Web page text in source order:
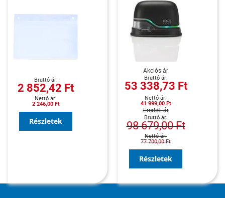
2 852,42 Ft
2 246,00 Ft
Részletek
Akciós ár
53 338,73 Ft
41 999,00 Ft
Eredeti ár
98 679,00 Ft
77 700,00 Ft
Részletek